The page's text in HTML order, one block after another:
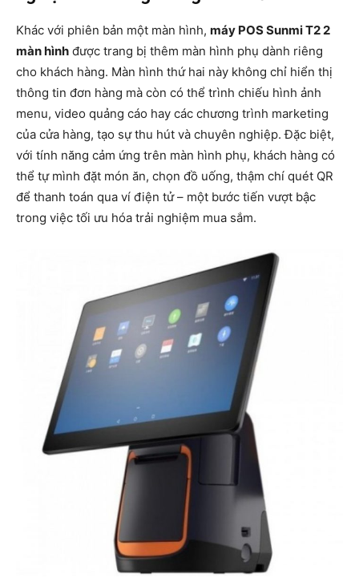
Khác với phiên bản một màn hình, máy POS Sunmi T2 2
màn hình được trang bị thêm màn hình phụ dành riêng
cho khách hàng. Màn hình thứ hai này không chỉ hiển thị
thông tin đơn hàng mà còn có thể trình chiếu hình ảnh
menu, video quảng cáo hay các chương trình marketing
của cửa hàng, tạo sự thu hút và chuyên nghiệp. Đặc biệt,
với tính năng cảm ứng trên màn hình phụ, khách hàng có
thể tự mình đặt món ăn, chọn đồ uống, thậm chí quét QR
để thanh toán qua ví điện tử – một bước tiến vượt bậc
trong việc tối ưu hóa trải nghiệm mua sắm.